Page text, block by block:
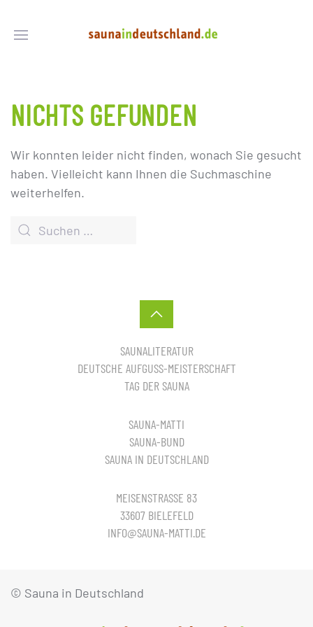
NICHTS GEFUNDEN
Wir konnten leider nicht finden, wonach Sie gesucht
haben. Vielleicht kann Ihnen die Suchmaschine
weiterhelfen.
SAUNALITERATUR
DEUTSCHE AUFGUSS-MEISTERSCHAFT
TAG DER SAUNA
SAUNA-MATTI
SAUNA-BUND
SAUNA IN DEUTSCHLAND
MEISENSTRASSE 83
33607 BIELEFELD
INFO@SAUNA-MATTI.DE
© Sauna in Deutschland